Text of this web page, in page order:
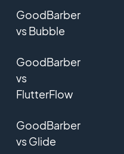
GoodBarber
vs Bubble
GoodBarber
vs
FlutterFlow
GoodBarber
vs Glide